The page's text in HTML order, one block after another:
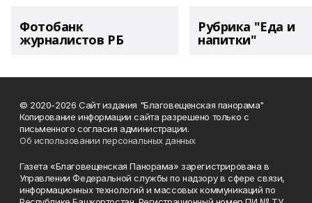
Фотобанк
журналистов РБ
Рубрика "Еда и
напитки"
© 2020-2026 Сайт издания "Благовещенская панорама"
Копирование информации сайта разрешено только с
письменного согласия администрации.
Об использовании персональных данных
Газета «Благовещенская Панорама» зарегистрирована в
Управлении Федеральной службы по надзору в сфере связи,
информационных технологий и массовых коммуникаций по